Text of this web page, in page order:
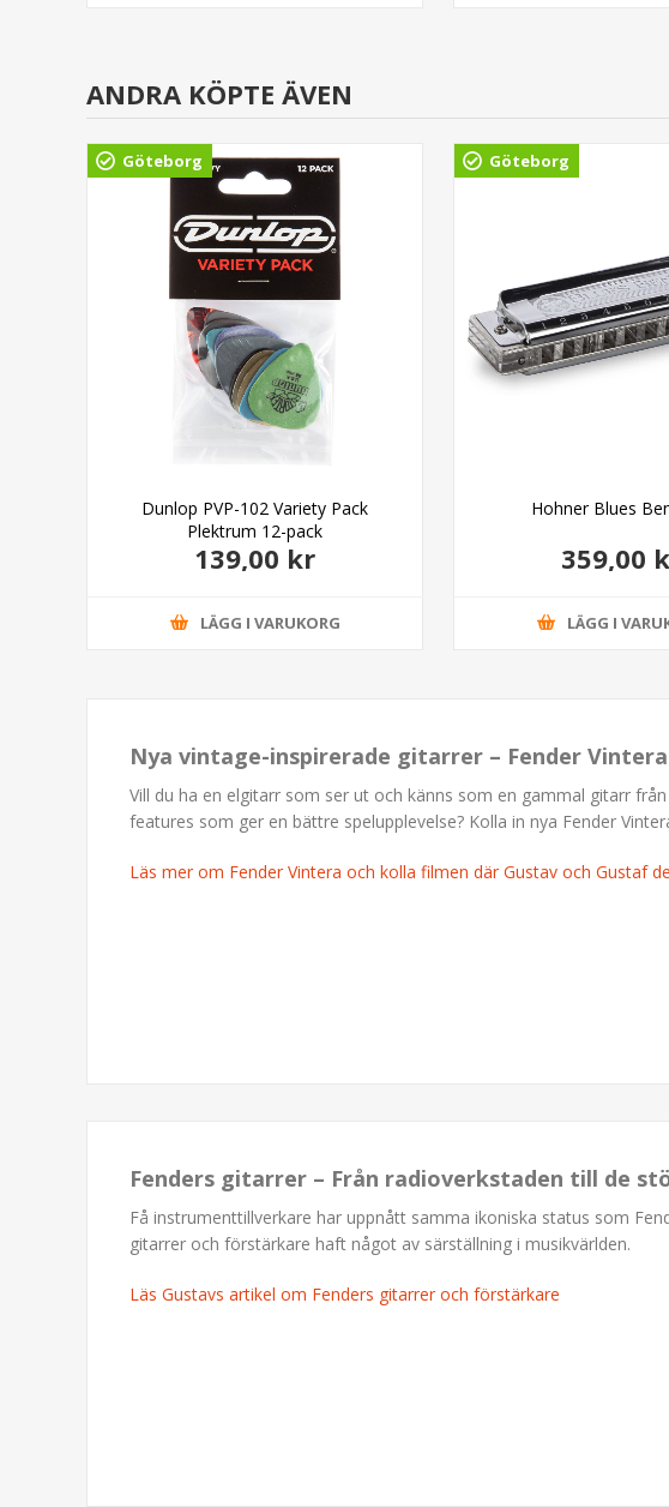
ANDRA KÖPTE ÄVEN
Göteborg
Dunlop PVP-102 Variety Pack
Plektrum 12-pack
139,00 kr
LÄGG I VARUKORG
Göteborg
Hohner Blues
359,00
LÄGG I
Nya vintage-inspirerade gitarrer – Fender Vintera
Vill du ha en elgitarr som ser ut och känns som en gammal gitarr
features som ger en bättre spelupplevelse? Kolla in nya Fender
Läs mer om Fender Vintera och kolla filmen där Gustav och Gustaf
Fenders gitarrer – Från radioverkstaden till de
Få instrumenttillverkare har uppnått samma ikoniska status som
gitarrer och förstärkare haft något av särställning i musikvärlden.
Läs Gustavs artikel om Fenders gitarrer och förstärkare